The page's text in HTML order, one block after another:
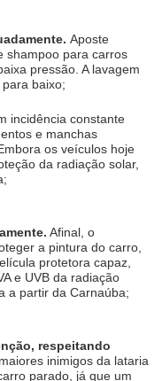
Aposte
shampoo para carros
pressão. A lavagem
baixo;
incidência constante
e manchas
os veículos hoje
da radiação solar,
Afinal, o
a pintura do carro,
protetora capaz,
e UVB da radiação
a partir da Carnaúba;
respeitando
maiores inimigos da lataria
parado, já que um